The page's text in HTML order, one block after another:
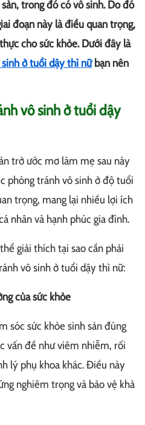
trong đó có vô sinh. Do đó
đoạn này là điều quan trọng,
cho sức khỏe. Dưới đây là
ở tuổi dậy thì nữbạn nên
vô sinh ở tuổi dậy
trở ước mơ làm mẹ sau này
phòng tránh vô sinh ở độ tuổi
trọng, mang lại nhiều lợi ích
nhân và hạnh phúc gia đình.
giải thích tại sao cần phải
vô sinh ở tuổi dậy thì nữ:
của sức khỏe
sóc sức khỏe sinh sản đúng
vấn đề như viêm nhiễm, rối
lý phụ khoa khác. Điều này
nghiêm trọng và bảo vệ khả